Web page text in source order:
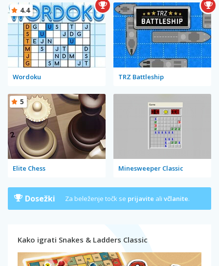
Wordoku
4.4
TRZ Battleship
Elite Chess
5
Minesweeper Classic
Dosežki Za beleženje točk se prijavite ali včlanite.
Kako igrati Snakes & Ladders Classic